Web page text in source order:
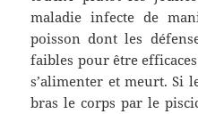
maladie infecte de
poisson dont les
faibles pour être
s’alimenter et meurt. Si
bras le corps par le